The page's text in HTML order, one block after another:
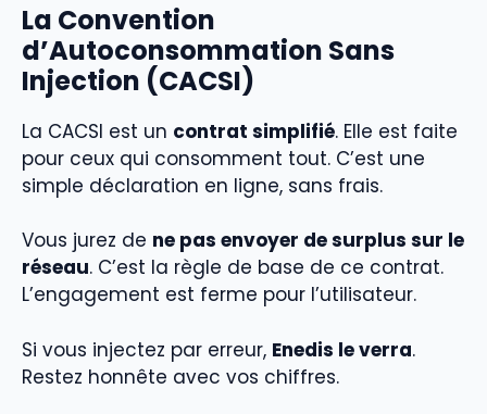
La Convention
d’Autoconsommation Sans
Injection (CACSI)
La CACSI est un contrat simplifié. Elle est faite
pour ceux qui consomment tout. C’est une
simple déclaration en ligne, sans frais.
Vous jurez de ne pas envoyer de surplus sur le
réseau. C’est la règle de base de ce contrat.
L’engagement est ferme pour l’utilisateur.
Si vous injectez par erreur, Enedis le verra.
Restez honnête avec vos chiffres.